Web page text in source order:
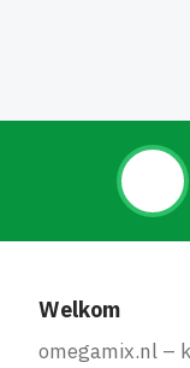
Welkom
omegamix.nl –